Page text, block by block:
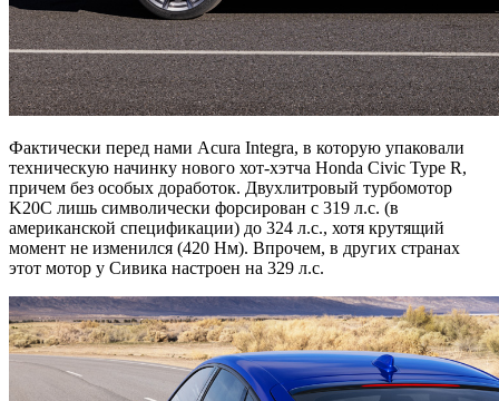
Фактически перед нами Acura Integra, в которую упаковали
техническую начинку нового хот-хэтча Honda Civic Type R,
причем без особых доработок. Двухлитровый турбомотор
K20C лишь символически форсирован с 319 л.с. (в
американской спецификации) до 324 л.с., хотя крутящий
момент не изменился (420 Нм). Впрочем, в других странах
этот мотор у Сивика настроен на 329 л.с.